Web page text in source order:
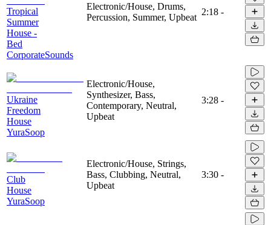
Tropical
Summer
House -
Bed
CorporateSounds
Electronic/House, Drums,
Percussion, Summer, Upbeat
2:18 -
Ukraine
Freedom
House
YuraSoop
Electronic/House,
Synthesizer, Bass,
Contemporary, Neutral,
Upbeat
3:28 -
Club
House
YuraSoop
Electronic/House, Strings,
Bass, Clubbing, Neutral,
Upbeat
3:30 -